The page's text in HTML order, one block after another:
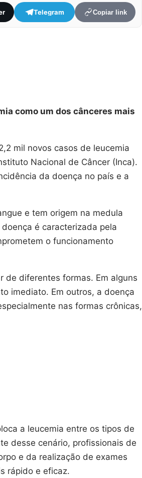
Telegram Copiar link
como um dos cânceres mais
mil novos casos de leucemia
Nacional de Câncer (Inca).
da doença no país e a
e tem origem na medula
é caracterizada pela
o funcionamento
de diferentes formas. Em alguns
imediato. Em outros, a doença
nas formas crônicas,
a leucemia entre os tipos de
desse cenário, profissionais de
e da realização de exames
rápido e eficaz.